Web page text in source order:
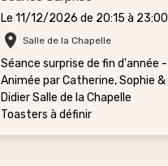
Le 11/12/2026 de 20:15 à 23:00
Salle de la Chapelle
Séance surprise de fin d'année -
Animée par Catherine, Sophie &
Didier Salle de la Chapelle
Toasters à définir